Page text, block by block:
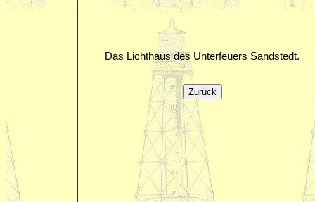
Das Lichthaus des Unterfeuers Sandstedt.